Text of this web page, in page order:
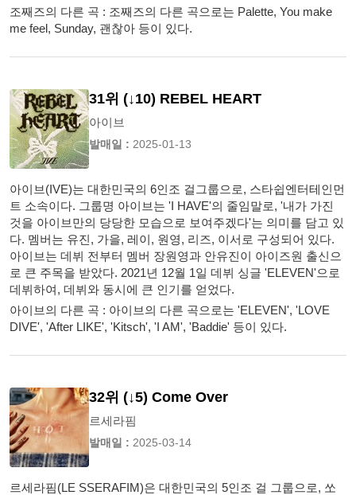
조째즈의 다른 곡 : 조째즈의 다른 곡으로는 Palette, You make
me feel, Sunday, 괜찮아 등이 있다.
31위 (↓10) REBEL HEART
아이브
발매일 : 2025-01-13
아이브(IVE)는 대한민국의 6인조 걸그룹으로, 스타쉽엔터테인먼
트 소속이다. 그룹명 아이브는 'I HAVE'의 줄임말로, '내가 가진
것을 아이브만의 당당한 모습으로 보여주겠다'는 의미를 담고 있
다. 멤버는 유진, 가을, 레이, 원영, 리즈, 이서로 구성되어 있다.
아이브는 데뷔 전부터 멤버 장원영과 안유진이 아이즈원 출신으
로 큰 주목을 받았다. 2021년 12월 1일 데뷔 싱글 'ELEVEN'으로
데뷔하여, 데뷔와 동시에 큰 인기를 얻었다.
아이브의 다른 곡 : 아이브의 다른 곡으로는 'ELEVEN', 'LOVE
DIVE', 'After LIKE', 'Kitsch', 'I AM', 'Baddie' 등이 있다.
32위 (↓5) Come Over
르세라핌
발매일 : 2025-03-14
르세라핌(LE SSERAFIM)은 대한민국의 5인조 걸 그룹으로, 쏘